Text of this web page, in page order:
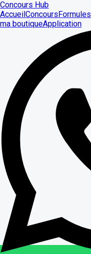
Concours Hub
AccueilConcoursFormules
ma boutiqueApplication